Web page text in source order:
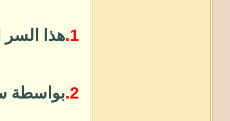
1. هذا السر
2. بواسطة